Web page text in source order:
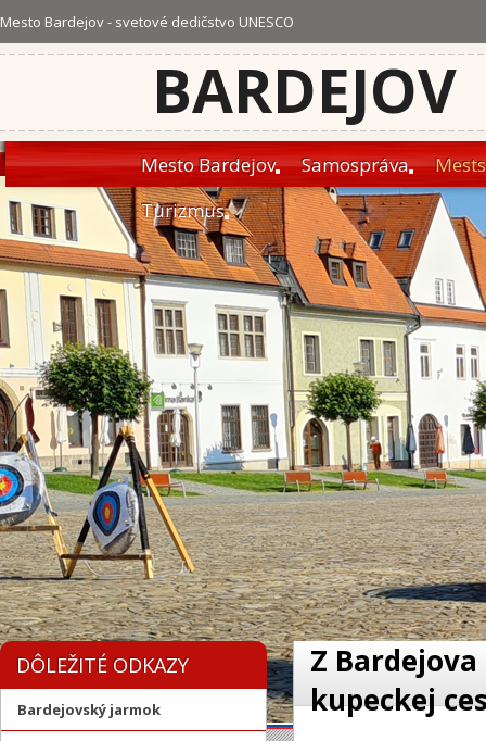
Mesto Bardejov - svetové dedičstvo UNESCO
BARDEJOV
Mesto Bardejov Samospráva
Turizmus
DÔLEŽITÉ ODKAZY
Bardejovský jarmok
Z
kupeckej